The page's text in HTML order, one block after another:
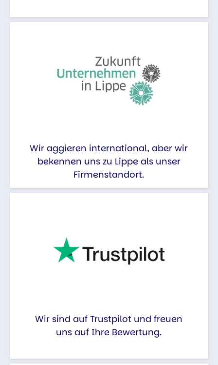
Wir aggieren international, aber wir
bekennen uns zu Lippe als unser
Firmenstandort.
Wir sind auf Trustpilot und freuen
uns auf Ihre Bewertung.